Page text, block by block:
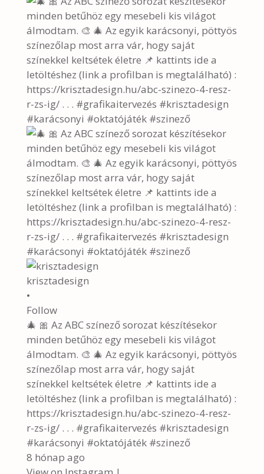
krisztadesign
•
Follow
🎄 🎀 Az ABC színező sorozat készítésekor
minden betűhöz egy mesebeli kis világot
álmodtam. 🎨 🎄 Az egyik karácsonyi, pöttyös
színezőlap most arra vár, hogy saját
színekkel keltsétek életre 📌 kattints ide a
letöltéshez (link a profilban is megtalálható) :
https://krisztadesign.hu/abc-szinezo-4-resz-
r-zs-ig/ . . . #grafikaitervezés #krisztadesign
#karácsonyi #oktatójáték #szinező
8 hónap ago